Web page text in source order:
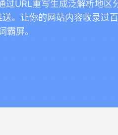
过URL重写生成泛解析地区
。让你的网站内容收录过
霸屏。